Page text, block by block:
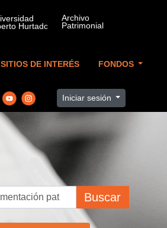
SITIOS DE INTERÉS FONDOS
Iniciar sesión
Buscar